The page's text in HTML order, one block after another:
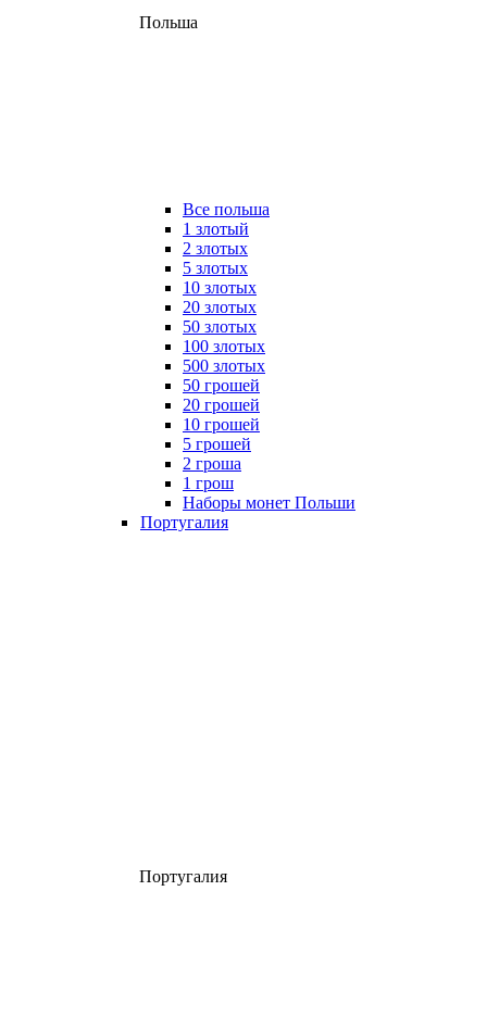
Польша
Все польша
1 злотый
2 злотых
5 злотых
10 злотых
20 злотых
50 злотых
100 злотых
500 злотых
50 грошей
20 грошей
10 грошей
5 грошей
2 гроша
1 грош
Наборы монет Польши
Португалия
Португалия